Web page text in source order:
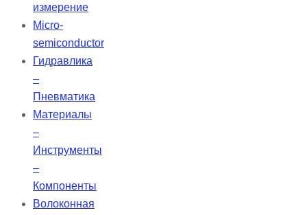
измерение
Micro-
semiconductor
Гидравлика
–
Пневматика
Материалы
–
Инструменты
–
Компоненты
Волоконная